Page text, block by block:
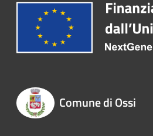
Comune di Ossi